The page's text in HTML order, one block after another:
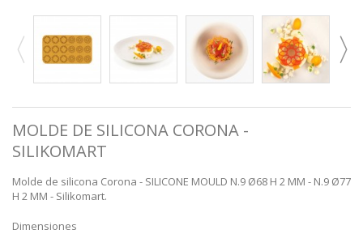
MOLDE DE SILICONA CORONA -
SILIKOMART
Molde de silicona Corona - SILICONE MOULD N.9 Ø68 H 2 MM - N.9 Ø77
H 2 MM - Silikomart.
Dimensiones